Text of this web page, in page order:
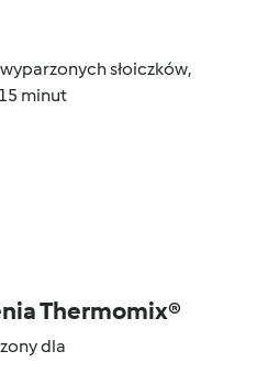
słoiczków,
minut
Thermomix®
dla